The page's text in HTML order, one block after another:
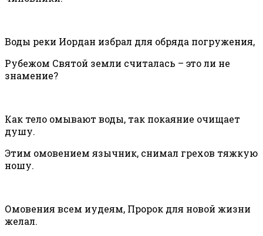
Воды реки Иордан избрал для обряда погружения,
Рубежом Святой земли считалась – это ли не
знамение?
Как тело омывают воды, так покаяние очищает
душу.
Этим омовением язычник, снимал грехов тяжкую
ношу.
Омовения всем иудеям, Пророк для новой жизни
желал.